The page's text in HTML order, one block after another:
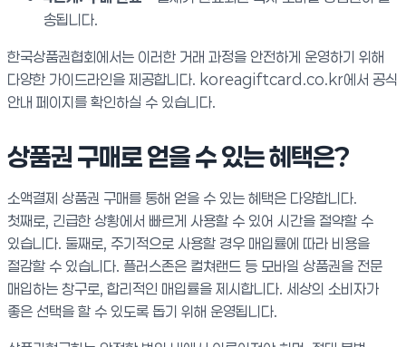
송됩니다.
한국상품권협회에서는 이러한 거래 과정을 안전하게 운영하기 위해
다양한 가이드라인을 제공합니다. koreagiftcard.co.kr에서 공식
안내 페이지를 확인하실 수 있습니다.
상품권 구매로 얻을 수 있는 혜택은?
소액결제 상품권 구매를 통해 얻을 수 있는 혜택은 다양합니다.
첫째로, 긴급한 상황에서 빠르게 사용할 수 있어 시간을 절약할 수
있습니다. 둘째로, 주기적으로 사용할 경우 매입률에 따라 비용을
절감할 수 있습니다. 플러스존은 컬쳐랜드 등 모바일 상품권을 전문
매입하는 창구로, 합리적인 매입률을 제시합니다. 세상의 소비자가
좋은 선택을 할 수 있도록 돕기 위해 운영됩니다.